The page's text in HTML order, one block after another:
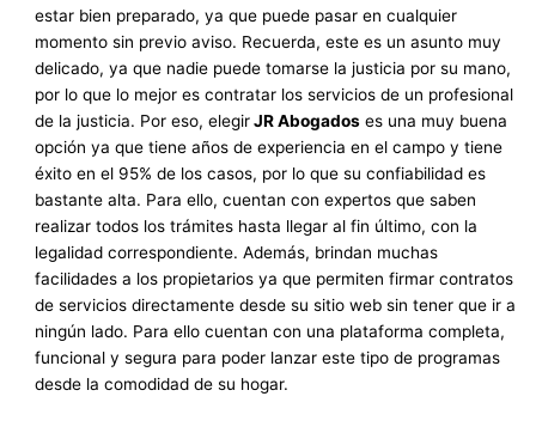
estar bien preparado, ya que puede pasar en cualquier
momento sin previo aviso. Recuerda, este es un asunto muy
delicado, ya que nadie puede tomarse la justicia por su mano,
por lo que lo mejor es contratar los servicios de un profesional
de la justicia. Por eso, elegirJR Abogados es una muy buena
opción ya que tiene años de experiencia en el campo y tiene
éxito en el 95% de los casos, por lo que su confiabilidad es
bastante alta. Para ello, cuentan con expertos que saben
realizar todos los trámites hasta llegar al fin último, con la
legalidad correspondiente. Además, brindan muchas
facilidades a los propietarios ya que permiten firmar contratos
de servicios directamente desde su sitio web sin tener que ir a
ningún lado. Para ello cuentan con una plataforma completa,
funcional y segura para poder lanzar este tipo de programas
desde la comodidad de su hogar.